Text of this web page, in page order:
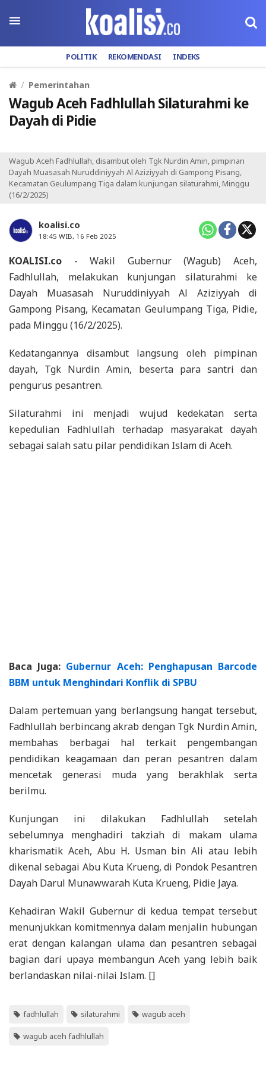
POLITIK REKOMENDASI INDEKS
Pemerintahan
Wagub Aceh Fadhlullah Silaturahmi ke
Dayah di Pidie
Wagub Aceh Fadhlullah, disambut oleh Tgk Nurdin Amin, pimpinan
Dayah Muasasah Nuruddiniyyah Al Aziziyyah di Gampong Pisang,
Kecamatan Geulumpang Tiga dalam kunjungan silaturahmi, Minggu
(16/2/2025)
koalisi.co
18:45 WIB, 16 Feb 2025
KOALISI.co - Wakil Gubernur (Wagub) Aceh,
Fadhlullah, melakukan kunjungan silaturahmi ke
Dayah Muasasah Nuruddiniyyah Al Aziziyyah di
Gampong Pisang, Kecamatan Geulumpang Tiga, Pidie,
pada Minggu (16/2/2025).
Kedatangannya disambut langsung oleh pimpinan
dayah, Tgk Nurdin Amin, beserta para santri dan
pengurus pesantren.
Silaturahmi ini menjadi wujud kedekatan serta
kepedulian Fadhlullah terhadap masyarakat dayah
sebagai salah satu pilar pendidikan Islam di Aceh.
Baca Juga: Gubernur Aceh: Penghapusan Barcode
BBM untuk Menghindari Konflik di SPBU
Dalam pertemuan yang berlangsung hangat tersebut,
Fadhlullah berbincang akrab dengan Tgk Nurdin Amin,
membahas berbagai hal terkait pengembangan
pendidikan keagamaan dan peran pesantren dalam
mencetak generasi muda yang berakhlak serta
berilmu.
Kunjungan ini dilakukan Fadhlullah setelah
sebelumnya menghadiri takziah di makam ulama
kharismatik Aceh, Abu H. Usman bin Ali atau lebih
dikenal sebagai Abu Kuta Krueng, di Pondok Pesantren
Dayah Darul Munawwarah Kuta Krueng, Pidie Jaya.
Kehadiran Wakil Gubernur di kedua tempat tersebut
menunjukkan komitmennya dalam menjalin hubungan
erat dengan kalangan ulama dan pesantren sebagai
bagian dari upaya membangun Aceh yang lebih baik
berlandaskan nilai-nilai Islam. []
fadhlullah silaturahmi wagub aceh
wagub aceh fadhlullah